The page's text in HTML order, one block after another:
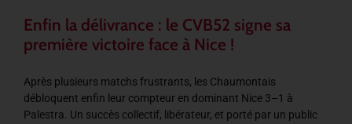
Enfin la délivrance : le CVB52 signe sa
première victoire face à Nice !
Après plusieurs matchs frustrants, les Chaumontais
débloquent enfin leur compteur en dominant Nice 3–1 à
Palestra. Un succès collectif, libérateur, et porté par un public